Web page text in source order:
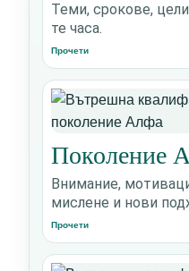
Теми, срокове,
те часа.
Прочети
Поколение
Внимание,
мислене и нови
Прочети